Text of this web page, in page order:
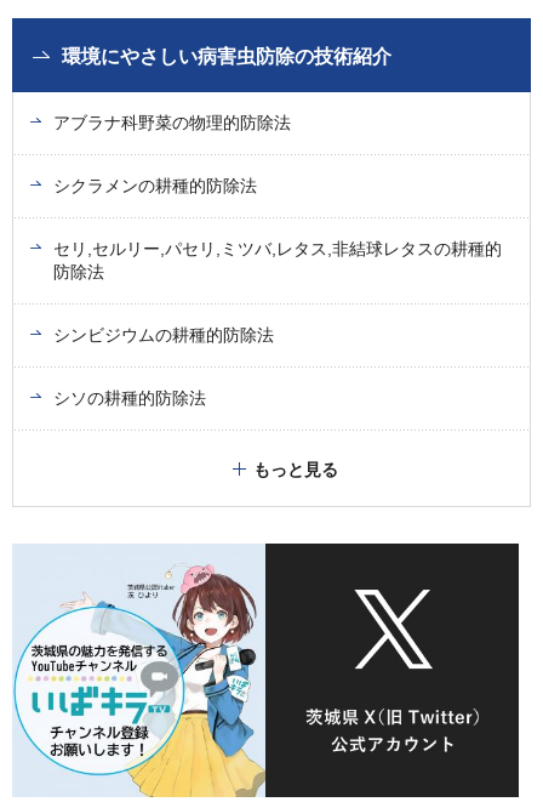
環境にやさしい病害虫防除の技術紹介
アブラナ科野菜の物理的防除法
シクラメンの耕種的防除法
セリ,セルリー,パセリ,ミツバ,レタス,非結球レタスの耕種的
防除法
シンビジウムの耕種的防除法
シソの耕種的防除法
もっと見る